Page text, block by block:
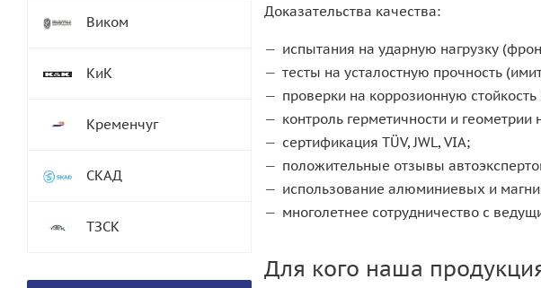
Доказательства качества:
испытания на ударную нагрузку
тесты на усталостную прочность
проверки на коррозионную
контроль герметичности и
сертификация TÜV, JWL, VIA;
положительные отзывы
использование алюминиевых и
многолетнее сотрудничество с
Для кого наша
Виком
КиК
Кременчуг
СКАД
ТЗСК